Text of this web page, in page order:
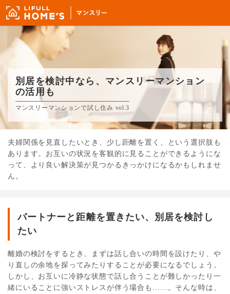
別居を検討中なら、マンスリーマンション
の活用も
マンスリーマンションで試し住み vol.3
夫婦関係を見直したいとき、少し距離を置く、という選択肢も
あります。お互いの状況を客観的に見ることができるようにな
って、より良い解決策が見つかるきっかけになるかもしれませ
ん。
パートナーと距離を置きたい、別居を検討し
たい
離婚の検討をするとき、まずは話し合いの時間を設けたり、や
り直しの余地を探ってみたりすることが必要になるでしょう。
しかし、お互いに冷静な状態で話し合うことが難しかったり一
緒にいることに強いストレスが伴う場合も……。そんな時は、